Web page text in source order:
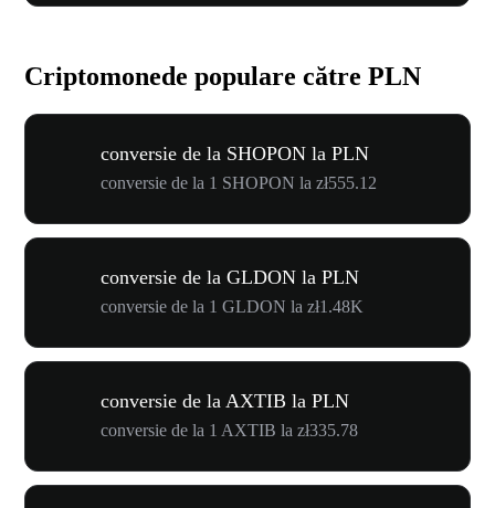
Criptomonede populare către PLN
conversie de la SHOPON la PLN
conversie de la 1 SHOPON la zł555.12
conversie de la GLDON la PLN
conversie de la 1 GLDON la zł1.48K
conversie de la AXTIB la PLN
conversie de la 1 AXTIB la zł335.78